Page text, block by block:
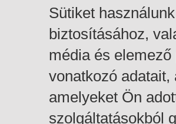
Sütiket
biztosításához,
média és
vonatkozó
amelyeket Ön
szolgáltatásokból